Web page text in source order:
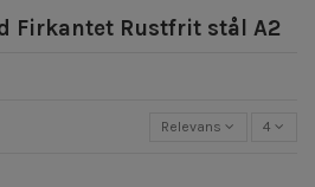
Firkantet Rustfrit stål A2
Relevans 4